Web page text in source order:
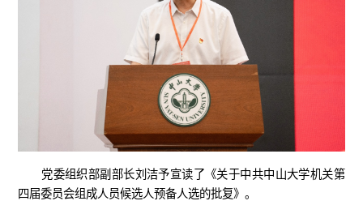
党委组织部副部长刘洁予宣读了《关于中共中山大学机关第
四届委员会组成人员候选人预备人选的批复》。